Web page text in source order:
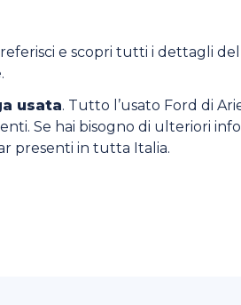
e scopri tutti i dettagli
usata. Tutto l’usato Ford di
Se hai bisogno di ulteriori
presenti in tutta Italia.